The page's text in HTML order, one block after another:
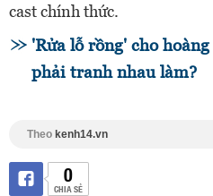
cast chính thức.
'Rửa lỗ rồng' cho
phải tranh nhau làm?
Theo kenh14.vn
0
CHIA SẺ